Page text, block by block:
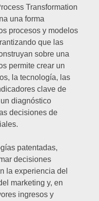
Transformation
una forma
procesos y modelos
que las
sobre una
permite crear un
la tecnología, las
clave de
diagnóstico
decisiones de
patentadas,
decisiones
la experiencia del
marketing y, en
ingresos y